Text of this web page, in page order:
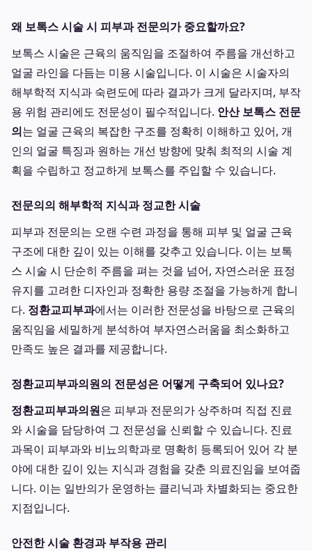
왜 보톡스 시술 시 피부과 전문의가 중요할까요?
보톡스 시술은 근육의 움직임을 조절하여 주름을 개선하고
얼굴 라인을 다듬는 미용 시술입니다. 이 시술은 시술자의
해부학적 지식과 숙련도에 따라 결과가 크게 달라지며, 부작
용 위험 관리에도 전문성이 필수적입니다. 안산 보톡스 전문
의는 얼굴 근육의 복잡한 구조를 정확히 이해하고 있어, 개
인의 얼굴 특징과 원하는 개선 방향에 맞춰 최적의 시술 계
획을 수립하고 정교하게 보톡스를 주입할 수 있습니다.
전문의의 해부학적 지식과 정교한 시술
피부과 전문의는 오랜 수련 과정을 통해 피부 및 얼굴 근육
구조에 대한 깊이 있는 이해를 갖추고 있습니다. 이는 보톡
스 시술 시 단순히 주름을 펴는 것을 넘어, 자연스러운 표정
유지를 고려한 디자인과 정확한 용량 조절을 가능하게 합니
다. 정환교피부과에서는 이러한 전문성을 바탕으로 근육의
움직임을 세밀하게 분석하여 부자연스러움을 최소화하고
만족도 높은 결과를 제공합니다.
정환교피부과의원의 전문성은 어떻게 구축되어 있나요?
정환교피부과의원은 피부과 전문의가 상주하며 직접 진료
와 시술을 담당하여 그 전문성을 신뢰할 수 있습니다. 진료
과목이 피부과와 비뇨의학과로 명확히 등록되어 있어 각 분
야에 대한 깊이 있는 지식과 경험을 갖춘 의료진임을 보여줍
니다. 이는 일반의가 운영하는 클리닉과 차별화되는 중요한
지점입니다.
안전한 시술 환경과 부작용 관리